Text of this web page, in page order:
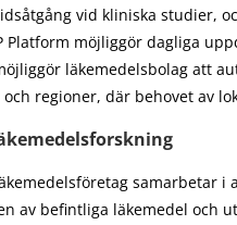
vid kliniska studier,
Platform möjliggör dagliga
läkemedelsbolag att
regioner, där behovet av
samarbetar
av befintliga läkemedel och